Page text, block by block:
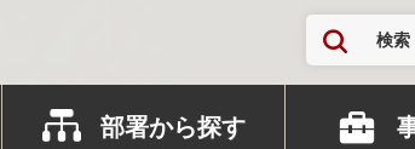
検索
部署から探す